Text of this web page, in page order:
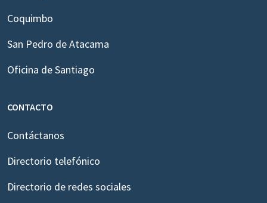
Coquimbo
San Pedro de Atacama
Oficina de Santiago
CONTACTO
Contáctanos
Directorio telefónico
Directorio de redes sociales